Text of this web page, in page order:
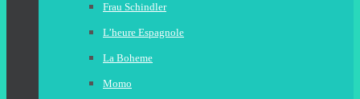
Frau Schindler
L’heure Espagnole
La Boheme
Momo